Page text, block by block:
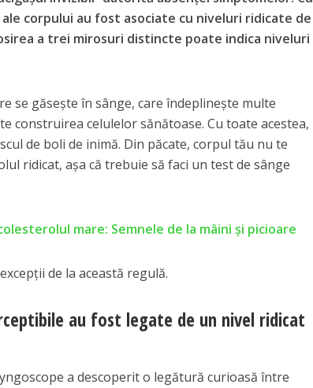
corpului au fost asociate cu niveluri ridicate de
a trei mirosuri distincte poate indica niveluri
se găsește în sânge, care îndeplinește multe
construirea celulelor sănătoase. Cu toate acestea,
de boli de inimă. Din păcate, corpul tău nu te
ridicat, așa că trebuie să faci un test de sânge
mare: Semnele de la mâini și picioare
de la această regulă.
au fost legate de un nivel ridicat
a descoperit o legătură curioasă între